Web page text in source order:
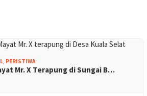
PERISTIWA
Mr. X Terapung di Sungai B…